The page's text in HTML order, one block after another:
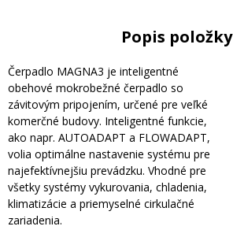
Popis položky
Čerpadlo MAGNA3 je inteligentné
obehové mokrobežné čerpadlo so
závitovým pripojením, určené pre veľké
komerčné budovy. Inteligentné funkcie,
ako napr. AUTOADAPT a FLOWADAPT,
volia optimálne nastavenie systému pre
najefektívnejšiu prevádzku. Vhodné pre
všetky systémy vykurovania, chladenia,
klimatizácie a priemyselné cirkulačné
zariadenia.